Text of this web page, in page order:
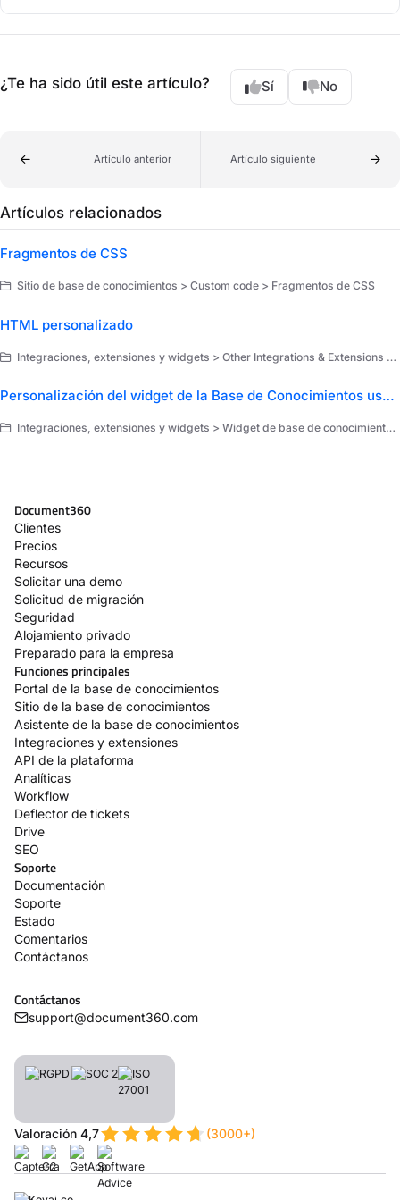
¿Te ha sido útil este artículo? Sí No
Artículo anterior Artículo siguiente
Artículos relacionados
Fragmentos de CSS
Sitio de base de conocimientos > Custom code > Fragmentos de CSS
HTML personalizado
Integraciones, extensiones y widgets > Other Integrations & Extensions > Integraciones
Personalización del widget de la Base de Conocimientos usando CSS/JavaScript personalizado
Integraciones, extensiones y widgets > Widget de base de conocimientos > Configurar el widget de la base de conocimiento
Document360
Clientes
Precios
Recursos
Solicitar una demo
Solicitud de migración
Seguridad
Alojamiento privado
Preparado para la empresa
Funciones principales
Portal de la base de conocimientos
Sitio de la base de conocimientos
Asistente de la base de conocimientos
Integraciones y extensiones
API de la plataforma
Analíticas
Workflow
Deflector de tickets
Drive
SEO
Soporte
Documentación
Soporte
Estado
Comentarios
Contáctanos
Contáctanos
support@document360.com
Valoración 4,7 (3000+)